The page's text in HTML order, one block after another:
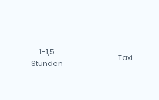
1-1,5
Stunden
Taxi